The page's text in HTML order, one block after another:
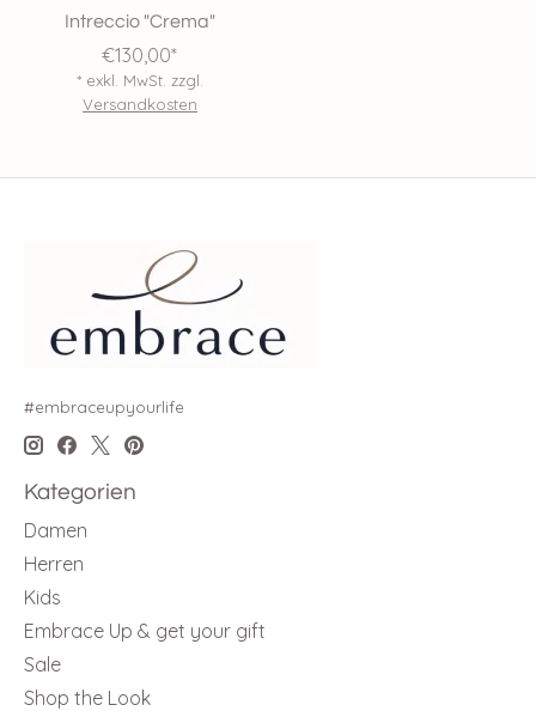
Intreccio "Crema"
€130,00*
* exkl. MwSt. zzgl.
Versandkosten
#embraceupyourlife
Kategorien
Damen
Herren
Kids
Embrace Up & get your gift
Sale
Shop the Look